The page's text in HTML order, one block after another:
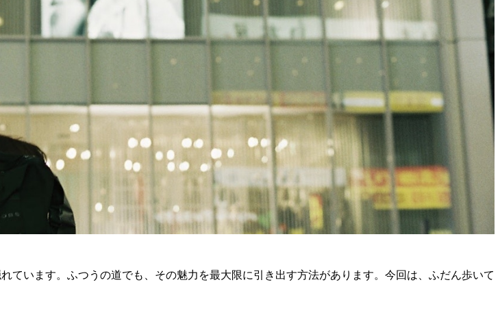
います。ふつうの道でも、その魅力を最大限に引き出す方法があります。今回は、ふだん歩いて